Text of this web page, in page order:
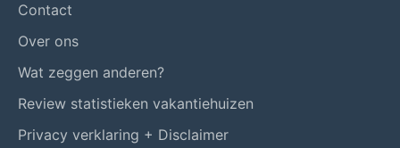
Contact
Over ons
Wat zeggen anderen?
Review statistieken vakantiehuizen
Privacy verklaring + Disclaimer